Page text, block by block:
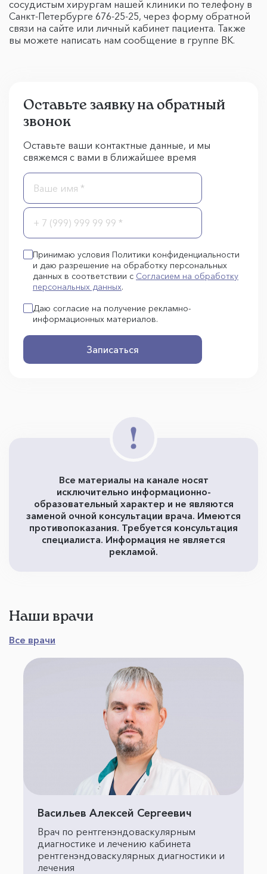
сосудистым хирургам нашей клиники по телефону в
Санкт-Петербурге 676-25-25, через форму обратной
связи на сайте или личный кабинет пациента. Также
вы можете написать нам сообщение в группе ВК.
Оставьте заявку на обратный
звонок
Оставьте ваши контактные данные, и мы
свяжемся с вами в ближайшее время
Принимаю условия Политики конфиденциальности
и даю разрешение на обработку персональных
данных в соответствии с Согласием на обработку
персональных данных.
Даю согласие на получение рекламно-
информационных материалов.
Записаться
Все материалы на канале носят
исключительно информационно-
образовательный характер и не являются
заменой очной консультации врача. Имеются
противопоказания. Требуется консультация
специалиста. Информация не является
рекламой.
Наши врачи
Все врачи
Васильев Алексей Сергеевич
Врач по рентгенэндоваскулярным
диагностике и лечению кабинета
рентгенэндоваскулярных диагностики и
лечения